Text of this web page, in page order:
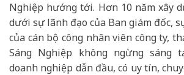
Nghiệp hướng tới. Hơn 10 năm xây
dưới sự lãnh đạo của Ban giám đốc,
của cán bộ công nhân viên công ty,
Sáng Nghiệp không ngừng sáng
doanh nghiệp dẫn đầu, có uy tín,